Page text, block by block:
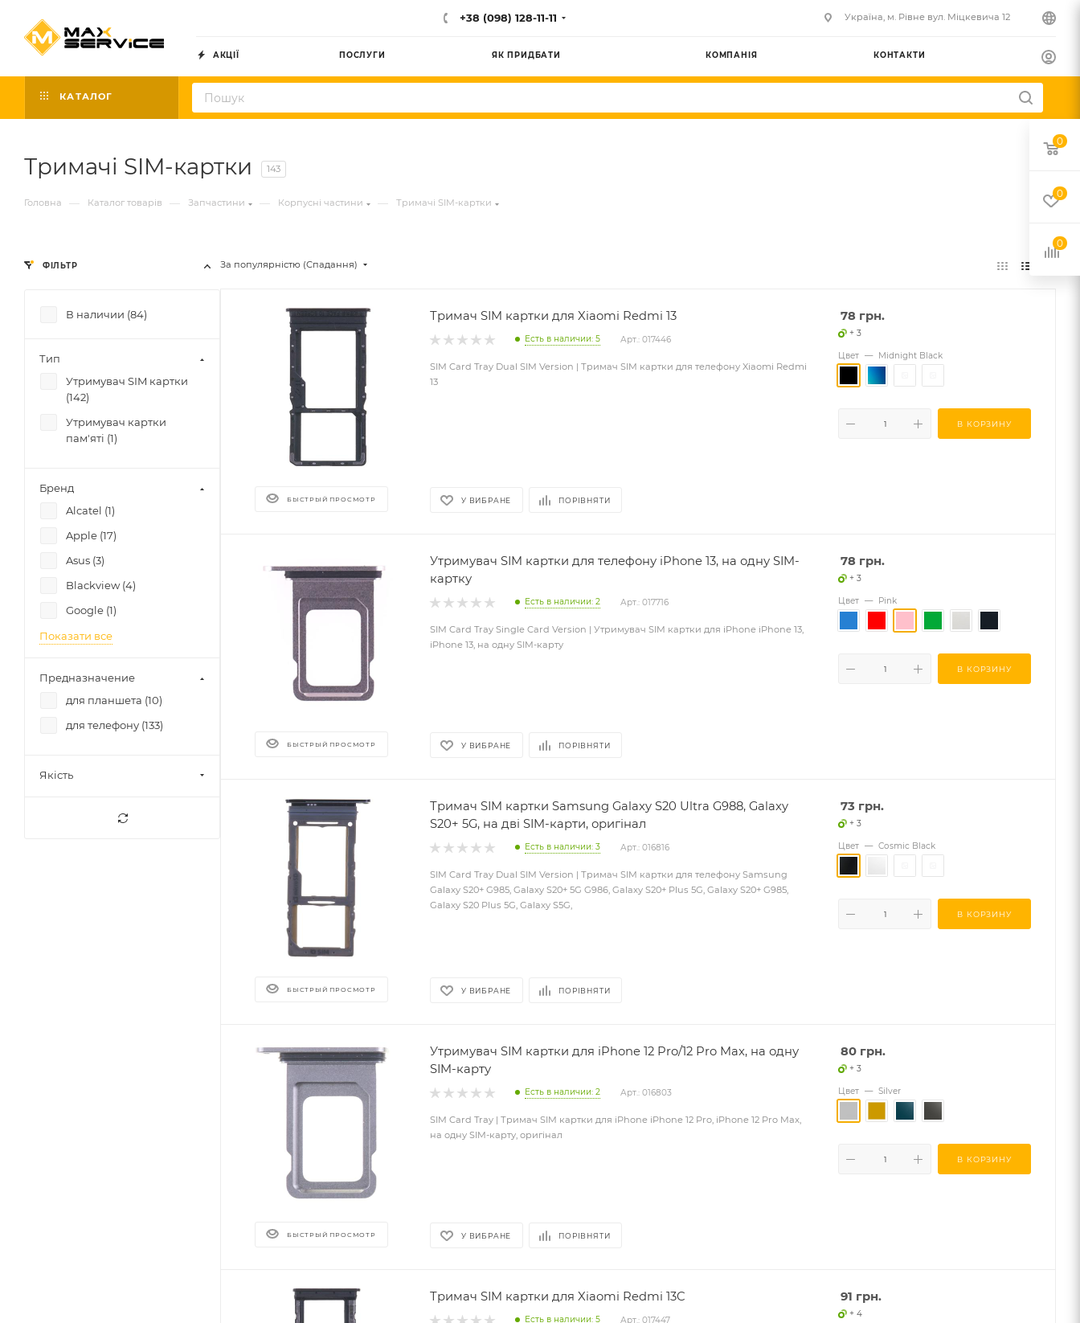
+38 (098) 128-11-11 Українa, м. Рівне вул. Міцкевича 12
АКЦІЇ ПОСЛУГИ ЯК ПРИДБАТИ КОМПАНІЯ КОНТАКТИ
КАТАЛОГ
Тримачі SIM-картки 143
Головна — Каталог товарів — Запчастини — Корпусні частини — Тримачі SIM-картки
За популярністю (Спадання)
БЫСТРЫЙ ПРОСМОТР
Тримач SIM картки для Xiaomi Redmi 13
Есть в наличии: 5 Арт.: 017446
SIM Card Tray Dual SIM Version | Тримач SIM картки для телефону Xiaomi Redmi
13
У ВИБРАНЕ ПОРІВНЯТИ
78 грн.
+ 3
Цвет — Midnight Black
В КОРЗИНУ
БЫСТРЫЙ ПРОСМОТР
Утримувач SIM картки для телефону iPhone 13, на одну SIM-
картку
Есть в наличии: 2 Арт.: 017716
SIM Card Tray Single Card Version | Утримувач SIM картки для iPhone iPhone 13,
iPhone 13, на одну SIM-карту
У ВИБРАНЕ ПОРІВНЯТИ
78 грн.
+ 3
Цвет — Pink
В КОРЗИНУ
БЫСТРЫЙ ПРОСМОТР
Тримач SIM картки Samsung Galaxy S20 Ultra G988, Galaxy
S20+ 5G, на дві SIM-карти, оригінал
Есть в наличии: 3 Арт.: 016816
SIM Card Tray Dual SIM Version | Тримач SIM картки для телефону Samsung
Galaxy S20+ G985, Galaxy S20+ 5G G986, Galaxy S20+ Plus 5G, Galaxy S20+ G985,
Galaxy S20 Plus 5G, Galaxy S5G,
У ВИБРАНЕ ПОРІВНЯТИ
73 грн.
+ 3
Цвет — Cosmic Black
В КОРЗИНУ
БЫСТРЫЙ ПРОСМОТР
Утримувач SIM картки для iPhone 12 Pro/12 Pro Max, на одну
SIM-карту
Есть в наличии: 2 Арт.: 016803
SIM Card Tray | Тримач SIM картки для iPhone iPhone 12 Pro, iPhone 12 Pro Max,
на одну SIM-карту, оригінал
У ВИБРАНЕ ПОРІВНЯТИ
80 грн.
+ 3
Цвет — Silver
В КОРЗИНУ
Тримач SIM картки для Xiaomi Redmi 13C
Есть в наличии: 5 Арт.: 017447
91 грн.
+ 4
ФІЛЬТР
В наличии (84)
Тип
Утримувач SIM картки
(142)
Утримувач картки
пам'яті (1)
Бренд
Alcatel (1)
Apple (17)
Asus (3)
Blackview (4)
Google (1)
Показати все
Предназначение
для планшета (10)
для телефону (133)
Якість
0
0
0